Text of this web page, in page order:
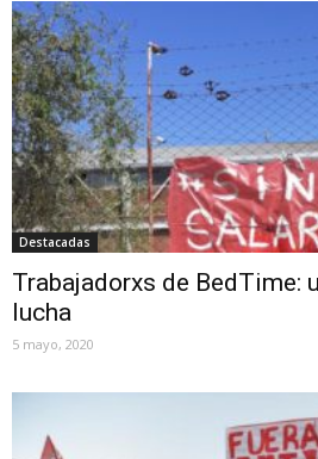
Destacadas
Trabajadorxs de BedTime:
lucha
5 mayo, 2020